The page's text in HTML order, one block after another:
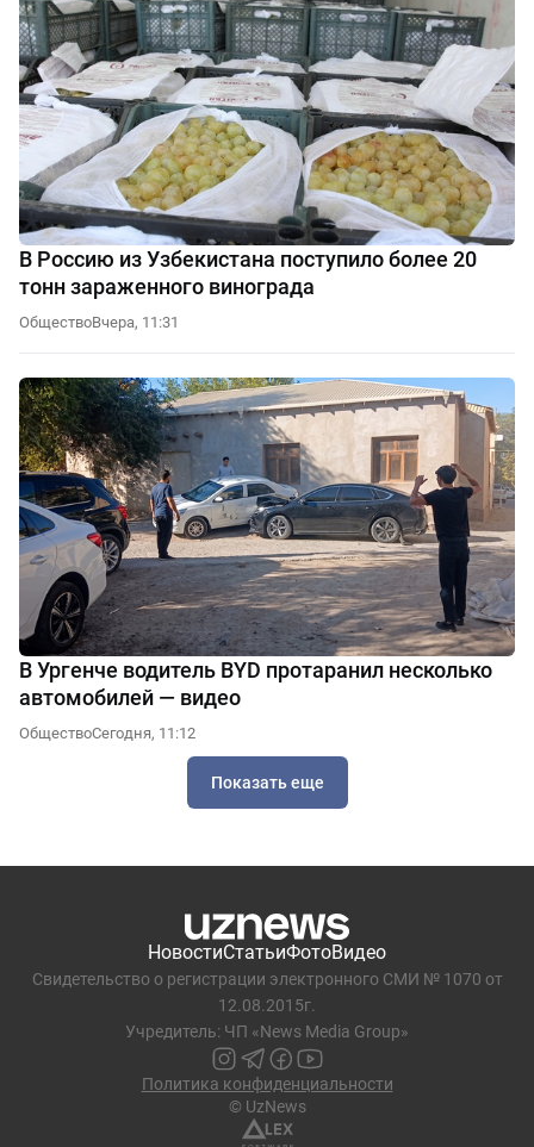
В Россию из Узбекистана поступило более 20
тонн зараженного винограда
ОбществоВчера, 11:31
В Ургенче водитель BYD протаранил несколько
автомобилей — видео
ОбществоСегодня, 11:12
Показать еще
НовостиСтатьиФотоВидео
Свидетельство о регистрации электронного СМИ № 1070 от
12.08.2015г.
Учредитель: ЧП «News Media Group»
Политика конфиденциальности
© UzNews